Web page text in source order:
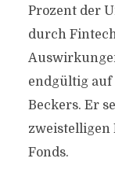
Prozent der
durch
endgültig auf
Beckers. Er
zweistelligen
Fonds.